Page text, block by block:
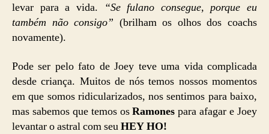
levar para a vida.
“Se fulano consegue, porque eu
também não consigo” (brilham os olhos dos coachs
novamente).
Pode ser pelo fato de Joey teve uma vida complicada
desde criança. Muitos de nós temos nossos momentos
em que somos ridicularizados, nos sentimos para baixo,
mas sabemos que temos osRamones para afagar e Joey
levantar o astral com seuHEY HO!